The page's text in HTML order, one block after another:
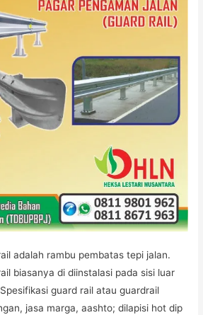
adalah rambu pembatas tepi jalan.
biasanya di diinstalasi pada sisi luar
guard rail atau guardrail
jasa marga, aashto; dilapisi hot dip